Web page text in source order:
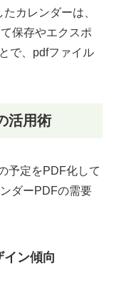
カレンダーは、
保存やエクスポ
で、pdfファイル
活用術
予定をPDF化して
ダーPDFの需要
ン傾向